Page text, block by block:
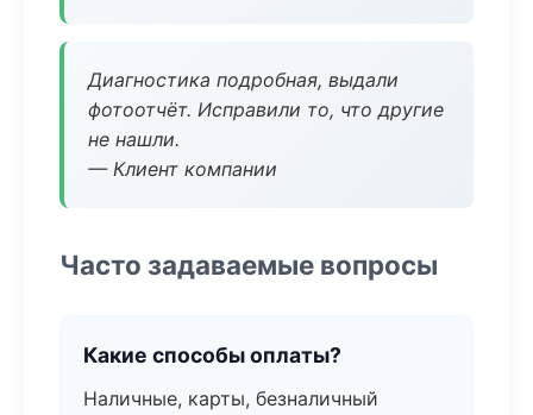
Диагностика подробная, выдали
фотоотчёт. Исправили то, что другие
не нашли.
— Клиент компании
Часто задаваемые вопросы
Какие способы оплаты?
Наличные, карты, безналичный